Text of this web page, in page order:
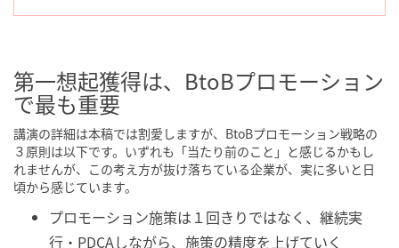
第一想起獲得は、BtoBプロモーション
で最も重要
講演の詳細は本稿では割愛しますが、BtoBプロモーション戦略の
３原則は以下です。いずれも「当たり前のこと」と感じるかもし
れませんが、この考え方が抜け落ちている企業が、実に多いと日
頃から感じています。
プロモーション施策は１回きりではなく、継続実
行・PDCAしながら、施策の精度を上げていく